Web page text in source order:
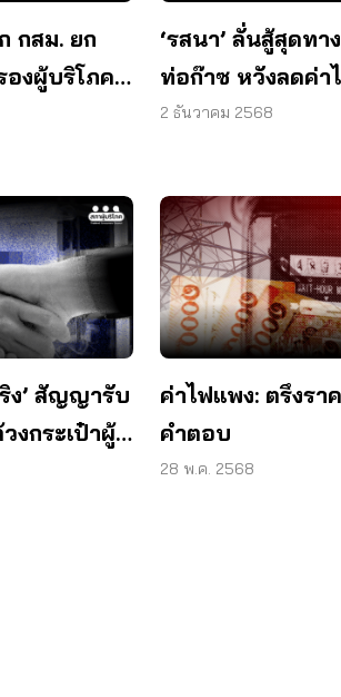
กสม. ยก
งผู้บริโภค
ารักษา
‘รสนา’ ลั่นสู้สุดทา
ท่อก๊าซ หวังลดค่า
2 ธันวาคม 2568
ง’ สัญญารับ
งกระเป๋าผู้
ค่าไฟแพง: ตรึงรา
คำตอบ
28 พ.ค. 2568